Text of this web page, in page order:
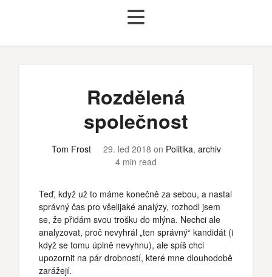
Rozdělená
společnost
Tom Frost 29. led 2018 on Politika, archiv
4 min read
Teď, když už to máme konečně za sebou, a nastal
správný čas pro všelijaké analýzy, rozhodl jsem
se, že přidám svou trošku do mlýna. Nechci ale
analyzovat, proč nevyhrál „ten správný“ kandidát (i
když se tomu úplně nevyhnu), ale spíš chci
upozornit na pár drobností, které mne dlouhodobě
zarážejí.